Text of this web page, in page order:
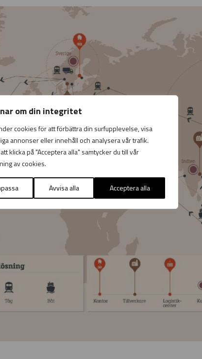
om din integritet
cookies för att förbättra din surfupplevelse, visa
annonser eller innehåll och analysera vår trafik.
klicka på "Acceptera alla" samtycker du till vår
av cookies.
Avvisa alla Acceptera alla